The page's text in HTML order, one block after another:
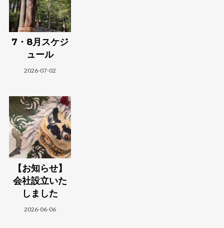
7・8月スケジ
ュール
2026-07-02
【お知らせ】
会社設立いた
しました
2026-06-06